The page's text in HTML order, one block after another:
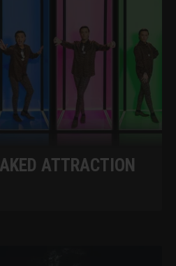
ATTRACTION